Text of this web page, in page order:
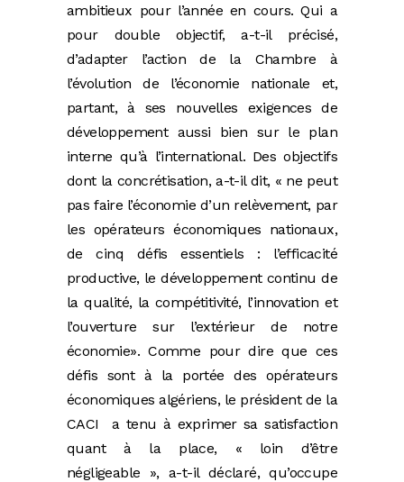
ambitieux pour l’année en cours. Qui a
pour double objectif, a-t-il précisé,
d’adapter l’action de la Chambre à
l’évolution de l’économie nationale et,
partant, à ses nouvelles exigences de
développement aussi bien sur le plan
interne qu’à l’international. Des objectifs
dont la concrétisation, a-t-il dit, « ne peut
pas faire l’économie d’un relèvement, par
les opérateurs économiques nationaux,
de cinq défis essentiels : l’efficacité
productive, le développement continu de
la qualité, la compétitivité, l’innovation et
l’ouverture sur l’extérieur de notre
économie». Comme pour dire que ces
défis sont à la portée des opérateurs
économiques algériens, le président de la
CACI a tenu à exprimer sa satisfaction
quant à la place, « loin d’être
négligeable », a-t-il déclaré, qu’occupe